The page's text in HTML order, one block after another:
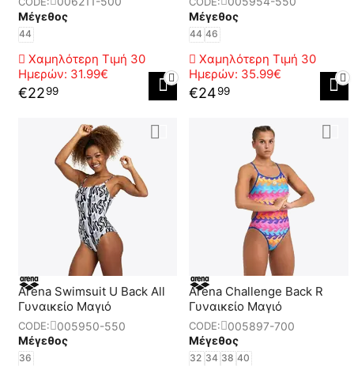
Μέγεθος
44
Χαμηλότερη Τιμή 30
Ημερών: 31.99€
€2299
Μέγεθος
44 46
Χαμηλότερη Τιμή 30
Ημερών: 35.99€
€2499
Arena Swimsuit U Back All
Γυναικείο Μαγιό
CODE:
005950-550
Μέγεθος
36
Arena Challenge Back R
Γυναικείο Μαγιό
CODE:
005897-700
Μέγεθος
32 34 38 40